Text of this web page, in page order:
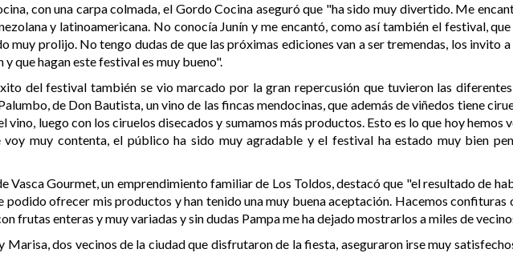
con una carpa colmada, el Gordo Cocina aseguró que "ha sido muy divertido. Me
y latinoamericana. No conocía Junín y me encantó, como así también el festival,
muy prolijo. No tengo dudas de que las próximas ediciones van a ser tremendas, los invito
y que hagan este festival es muy bueno".
del festival también se vio marcado por la gran repercusión que tuvieron las
de Don Bautista, un vino de las fincas mendocinas, que además de viñedos tiene
vino, luego con los ciruelos disecados y sumamos más productos. Esto es lo que hoy hemos
voy muy contenta, el público ha sido muy agradable y el festival ha estado muy bien
Vasca Gourmet, un emprendimiento familiar de Los Toldos, destacó que "el resultado de
podido ofrecer mis productos y han tenido una muy buena aceptación. Hacemos confituras
frutas enteras y muy variadas y sin dudas Pampa me ha dejado mostrarlos a miles de
Marisa, dos vecinos de la ciudad que disfrutaron de la fiesta, aseguraron irse muy